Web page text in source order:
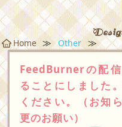
Home ≫ Other ≫
FeedBurnerの配
ることにしました
ください。（お知
更のお願い）